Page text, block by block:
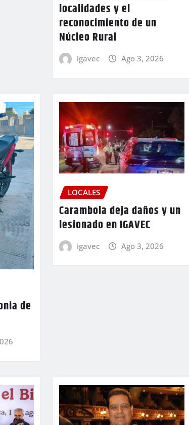
localidades y el
reconocimiento de un
Núcleo Rural
igavec Ago 3, 2026
de
LOCALES
Carambola deja daños y un
lesionado en IGAVEC
igavec Ago 3, 2026